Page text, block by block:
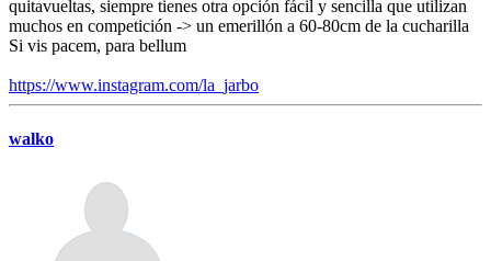
quitavueltas, siempre tienes otra opción fácil y sencilla que utilizan
muchos en competición -> un emerillón a 60-80cm de la cucharilla
Si vis pacem, para bellum
https://www.instagram.com/la_jarbo
walko